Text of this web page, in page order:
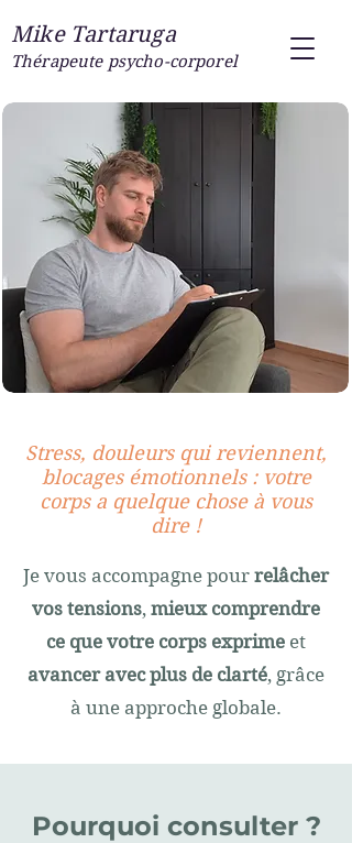
Mike Tartaruga
Thérapeute psycho-corporel
Stress, douleurs qui reviennent,
blocages émotionnels : votre
corps a quelque chose à vous
dire !
Je vous accompagne pour relâcher
vos tensions, mieux comprendre
ce que votre corps exprime et
avancer avec plus de clarté, grâce
à une approche globale.
Pourquoi consulter ?